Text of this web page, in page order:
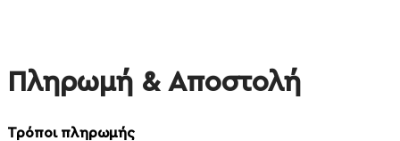
Πληρωμή & Αποστολή
Τρόποι πληρωμής